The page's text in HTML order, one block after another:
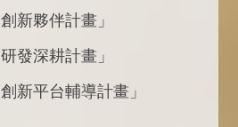
新夥伴計畫」
發深耕計畫」
新平台輔導計畫」